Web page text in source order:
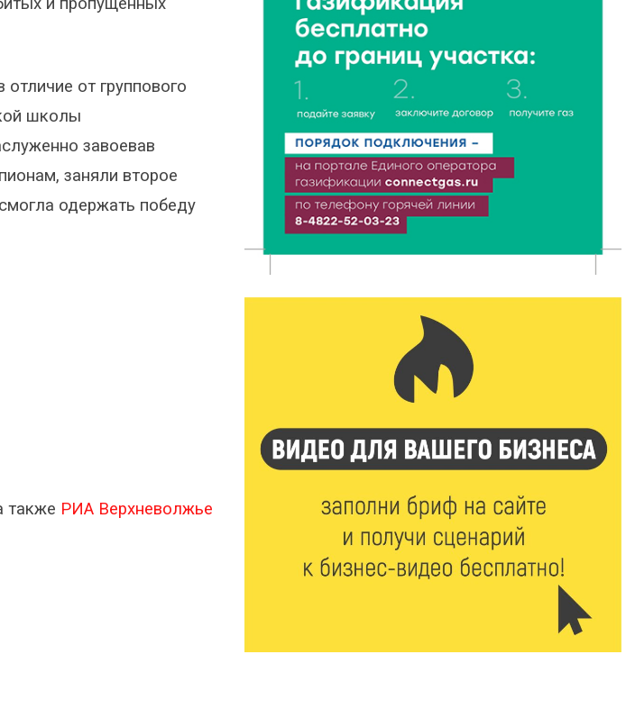
от группового
школы
завоевав
заняли второе
одержать победу
также РИА Верхневолжье
область запускает масштабный экопроект
7 Авг 2026 18:52 511
В Ржеве чествовали работников строительной
отрасли
7 Авг 2026 18:10 144
Зарядка со стражем порядка объединила детей в
«Чайке»
Крестовоздвиженской церкви
216
День арбуза отметили ребята в Андреапольском
7 Авг 2026 17:02 274
Названы первые победители программы «Земский
работник культуры» в Тверской области
7 Авг 2026 16:32 467